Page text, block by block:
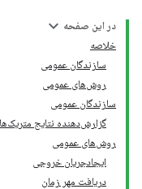
در این صفحه
خلاصه
سازندگان عمومی
روش‌های عمومی
سازندگان عمومی
گزارش‌دهنده نتایج متریک‌هاXML
روش‌های عمومی
ایجادجریان خروجی
دریافت مهر زمان